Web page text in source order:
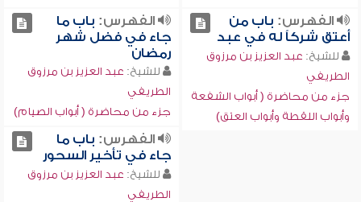
الفهرس: باب من
أعتق شركاً له في عبد
للشيخ: عبد العزيز بن مرزوق
الطريفي
جزء من محاضرة ( أبواب الشفعة
وأبواب اللقطة وأبواب العتق)
الفهرس: باب ما
جاء في فضل شهر
رمضان
للشيخ: عبد العزيز بن مرزوق
الطريفي
جزء من محاضرة ( أبواب الصيام)
الفهرس: باب ما
جاء في تأخير السحور
للشيخ: عبد العزيز بن مرزوق
الطريفي